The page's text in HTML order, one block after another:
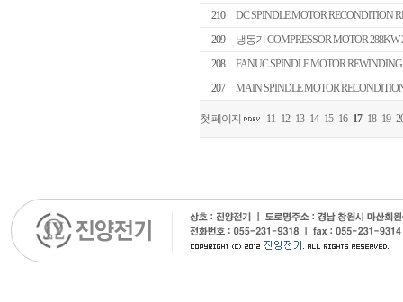
210
DC SPINDLE MOTOR RECONDITION
209
냉동기 COMPRESSOR MOTOR 288KW
208
FANUC SPINDLE MOTOR REWINDING
207
MAIN SPINDLE MOTOR
첫 페이지 11 12 13 14 15 16 17 18 19